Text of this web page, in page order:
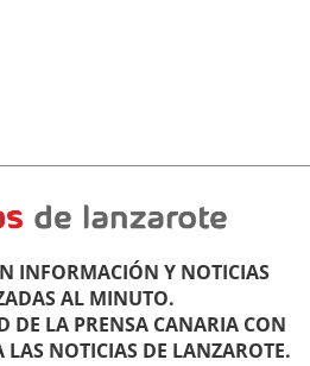
INFORMACIÓN Y NOTICIAS
AL MINUTO.
DE LA PRENSA CANARIA CON
LAS NOTICIAS DE LANZAROTE.